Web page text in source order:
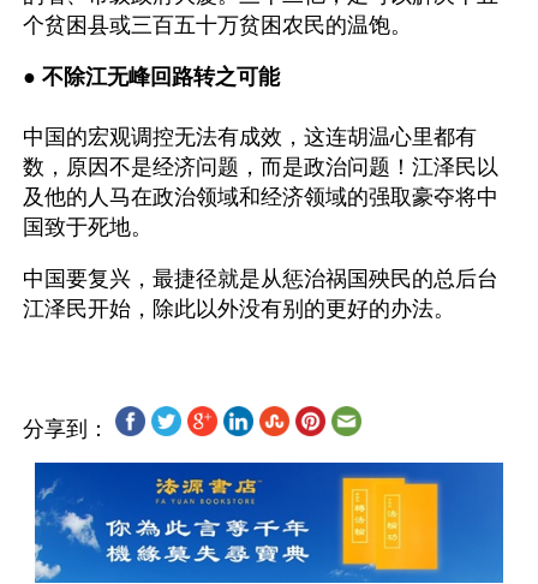
个贫困县或三百五十万贫困农民的温饱。
● 不除江无峰回路转之可能
中国的宏观调控无法有成效，这连胡温心里都有
数，原因不是经济问题，而是政治问题！江泽民以
及他的人马在政治领域和经济领域的强取豪夺将中
国致于死地。
中国要复兴，最捷径就是从惩治祸国殃民的总后台
分享到：